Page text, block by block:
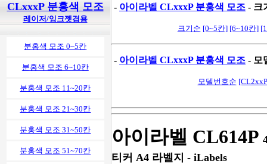
CLxxxP 분홍색 모조
레이저/잉크젯겸용
분홍색 모조 0~5칸
분홍색 모조 6~10칸
분홍색 모조 11~20칸
분홍색 모조 21~30칸
분홍색 모조 31~50칸
분홍색 모조 51~70칸
- 아이라벨 CLxxxP 분홍색 모조 - 크
크기순 [0~5칸] [6~10칸]
- 아이라벨 CLxxxP 분홍색 모조 - 모
모델번호순
아이라벨 CL614P
티커 A4 라벨지 - iLabels